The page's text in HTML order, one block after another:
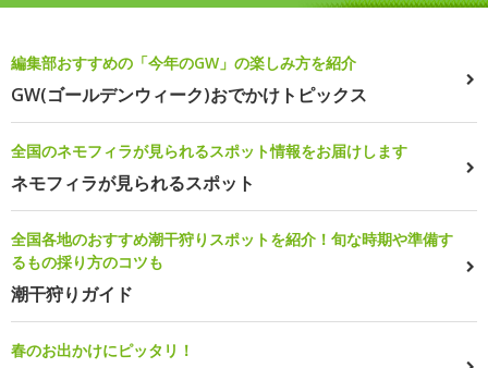
編集部おすすめの「今年のGW」の楽しみ方を紹介
GW(ゴールデンウィーク)おでかけトピックス
全国のネモフィラが見られるスポット情報をお届けします
ネモフィラが見られるスポット
全国各地のおすすめ潮干狩りスポットを紹介！旬な時期や準備す
るもの採り方のコツも
潮干狩りガイド
春のお出かけにピッタリ！